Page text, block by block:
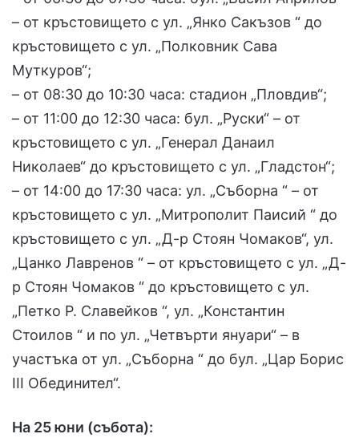
– от кръстовището с ул. „Янко Сакъзов “ до
кръстовището с ул. „Полковник Сава
Муткуров“;
– от 08:30 до 10:30 часа: стадион „Пловдив“;
– от 11:00 до 12:30 часа: бул. „Руски“ – от
кръстовището с ул. „Генерал Данаил
Николаев“ до кръстовището с ул. „Гладстон“;
– от 14:00 до 17:30 часа: ул. „Съборна “ – от
кръстовището с ул. „Митрополит Паисий “ до
кръстовището с ул. „Д-р Стоян Чомаков“, ул.
„Цанко Лавренов “ – от кръстовището с ул. „Д-
р Стоян Чомаков “ до кръстовището с ул.
„Петко Р. Славейков “, ул. „Константин
Стоилов “ и по ул. „Четвърти януари“ – в
участъка от ул. „Съборна “ до бул. „Цар Борис
ІІІ Обединител“.
На 25 юни (събота):